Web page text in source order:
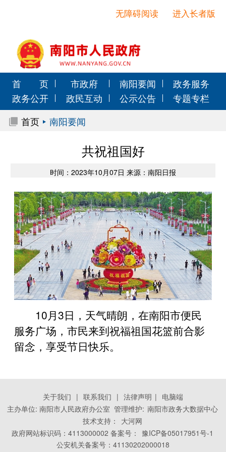
进入长者版
无障碍阅读
首 页 市政府 南阳要闻
政务服务
政务公开
政民互动 公示公告
专题专栏
首页
南阳要闻
共祝祖国好
时间：2023年10月07日 来源：南阳日报
10月3日，天气晴朗，在南阳市便民
服务广场，市民来到祝福祖国花篮前合影
留念，享受节日快乐。
关于我们 | 联系我们 | 法律声明 | 电脑端
主办单位: 南阳市人民政府办公室 管理维护: 南阳市政务大数据中心
技术支持：
大河网
政府网站标识码：4113000002 备案号： 豫ICP备05017951号-1
公安机关备案号：41130202000018